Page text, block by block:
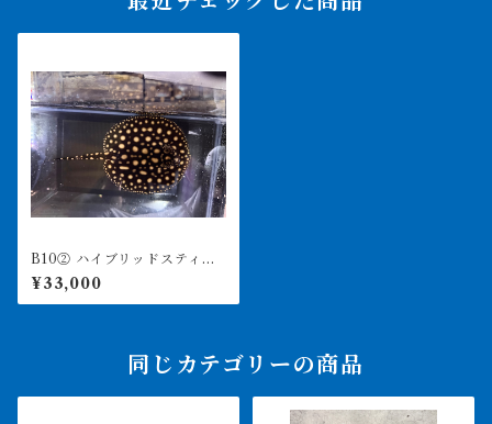
B10② ハイブリッドスティン
¥33,000
同じカテゴリーの商品